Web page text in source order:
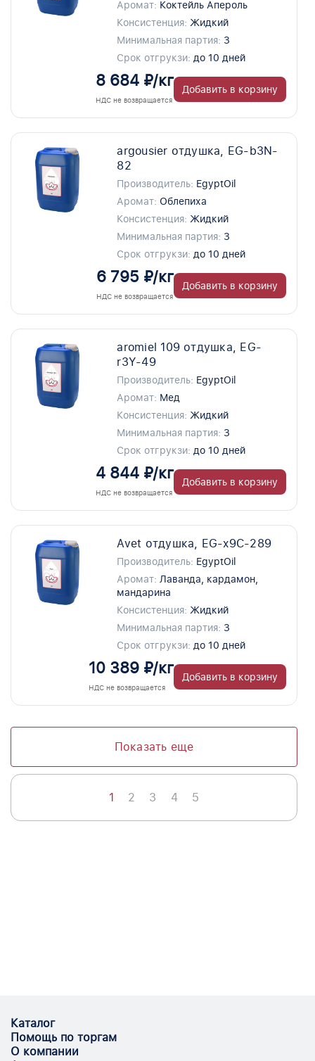
Аромат: Коктейль Апероль
Консистенция: Жидкий
Минимальная партия: 3
Срок отгрукзи: до 10 дней
8 684 ₽/кг
НДС не возвращается
Добавить в корзину
argousier отдушка, EG-b3N-
82
Производитель: EgyptOil
Аромат: Облепиха
Консистенция: Жидкий
Минимальная партия: 3
Срок отгрукзи: до 10 дней
6 795 ₽/кг
НДС не возвращается
Добавить в корзину
aromiel 109 отдушка, EG-
r3Y-49
Производитель: EgyptOil
Аромат: Мед
Консистенция: Жидкий
Минимальная партия: 3
Срок отгрукзи: до 10 дней
4 844 ₽/кг
НДС не возвращается
Добавить в корзину
Avet отдушка, EG-x9C-289
Производитель: EgyptOil
Аромат: Лаванда, кардамон,
мандарина
Консистенция: Жидкий
Минимальная партия: 3
Срок отгрукзи: до 10 дней
10 389 ₽/кг
НДС не возвращается
Добавить в корзину
Показать еще
1 2 3 4 5
Каталог
Помощь по торгам
О компании